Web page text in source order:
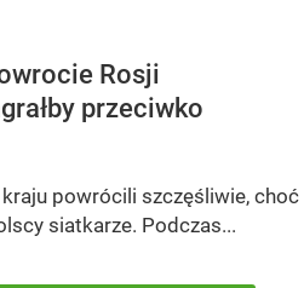
Rosji
przeciwko
powrócili szczęśliwie, choć
siatkarze. Podczas...